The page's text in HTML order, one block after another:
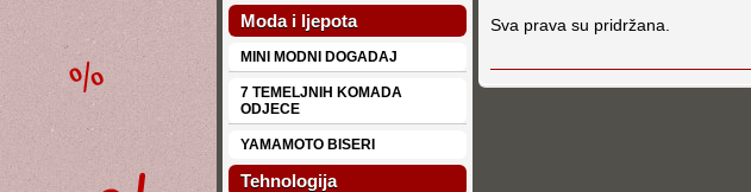
Moda i ljepota
MINI MODNI DOGADAJ
7 TEMELJNIH KOMADA
ODJECE
YAMAMOTO BISERI
Tehnologija
Sva prava su pridržana.